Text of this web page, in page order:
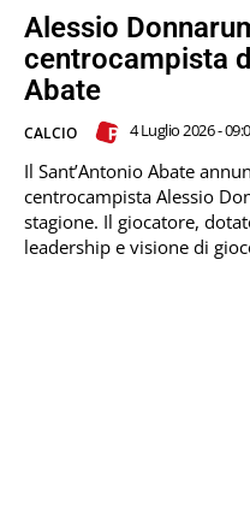
Alessio
centrocampista
Abate
CALCIO 4 Luglio 2026 -
Il Sant’Antonio Abate
centrocampista Alessio
stagione. Il giocatore,
leadership e visione di